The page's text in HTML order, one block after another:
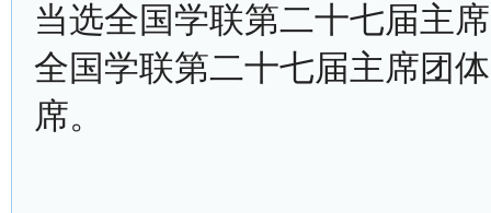
当选全国学联第二十七届主
全国学联第二十七届主席团
席。